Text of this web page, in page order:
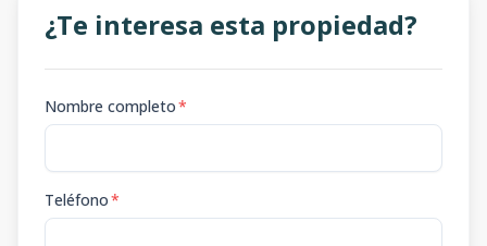
¿Te interesa esta propiedad?
Nombre completo*
Teléfono*